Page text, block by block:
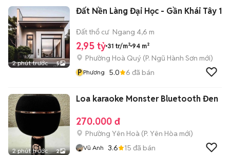
2 phút trước 5
Đất Nền Làng Đại Học - Gần Khái Tây 1
Đất thổ cư Ngang 4,6 m
2,95 tỷ 31 tr/m² 94 m²
Phường Hoà Quý (P. Ngũ Hành Sơn mới)
P Phương 5.0 6 đã bán
2 phút trước 2
Loa karaoke Monster Bluetooth Đen
270.000 đ
Phường Yên Hoà (P. Yên Hòa mới)
Vũ Anh 3.6 15 đã bán